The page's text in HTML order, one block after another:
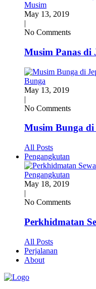
Musim
May 13, 2019
|
No Comments
Musim Panas di
Bunga
May 13, 2019
|
No Comments
Musim Bunga
All Posts
Pengangkutan
Pengangkutan
May 18, 2019
|
No Comments
Perkhidmatan
All Posts
Perjalanan
About